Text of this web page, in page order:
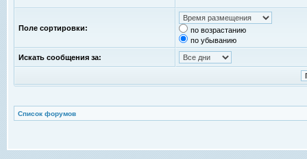
Поле сортировки:
по возрастанию
по убыванию
Искать сообщения за:
Список форумов